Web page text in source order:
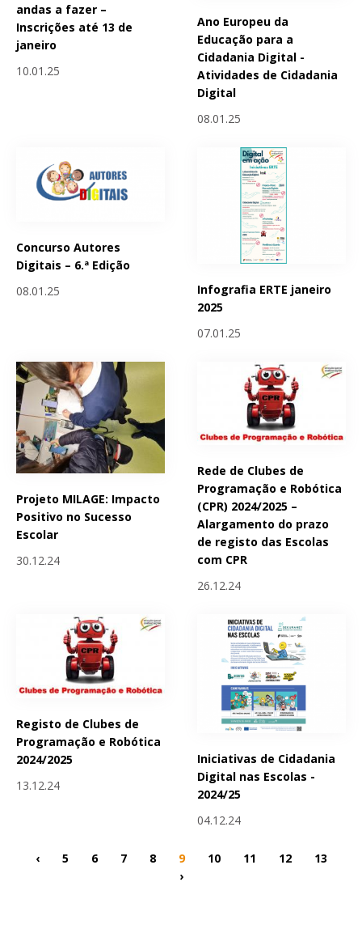
andas a fazer –
Inscrições até 13 de
janeiro
10.01.25
Ano Europeu da
Educação para a
Cidadania Digital -
Atividades de Cidadania
Digital
08.01.25
Concurso Autores
Digitais – 6.ª Edição
08.01.25
Infografia ERTE janeiro
2025
07.01.25
Projeto MILAGE: Impacto
Positivo no Sucesso
Escolar
30.12.24
Rede de Clubes de
Programação e Robótica
(CPR) 2024/2025 –
Alargamento do prazo
de registo das Escolas
com CPR
26.12.24
Registo de Clubes de
Programação e Robótica
2024/2025
13.12.24
Iniciativas de Cidadania
Digital nas Escolas -
2024/25
04.12.24
‹ 5 6 7 8 9 10 11 12
13
›